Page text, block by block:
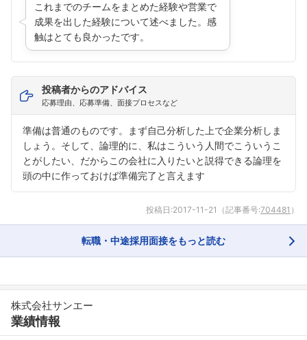
フォローしました
こちらの企業もフォローしませんか？
これまでのチームをまとめた経験や営業で
成果を出した経験について述べました。感
触はとても良かったです。
投稿者からのアドバイス
応募理由、応募準備、面接プロセスなど
準備は普通のものです。まず自己分析した上で企業分析しま
しょう。そして、論理的に、私はこういう人間でこういうこ
とがしたい、だからこの会社に入りたいと説得できる論理を
頭の中に作っておけば準備完了と言えます
投稿日:2017-11-21 （記事番号:704481 ）
転職・中途採用面接をもっと読む
株式会社サンエー
業績情報